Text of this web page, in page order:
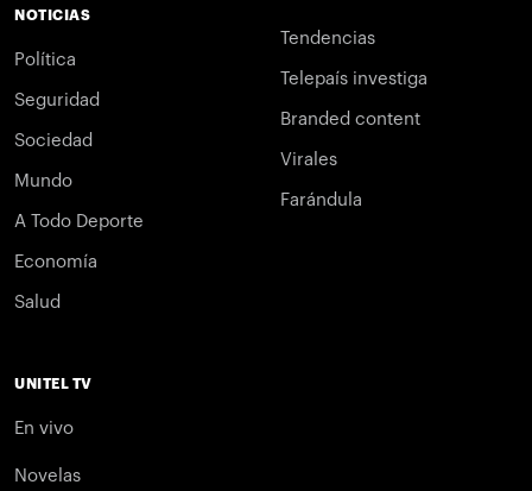
NOTICIAS
Política
Seguridad
Sociedad
Mundo
A Todo Deporte
Economía
Salud
Tendencias
Telepaís investiga
Branded content
Virales
Farándula
UNITEL TV
En vivo
Novelas